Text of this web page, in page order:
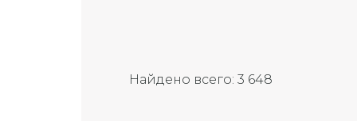
Найдено всего: 3 648